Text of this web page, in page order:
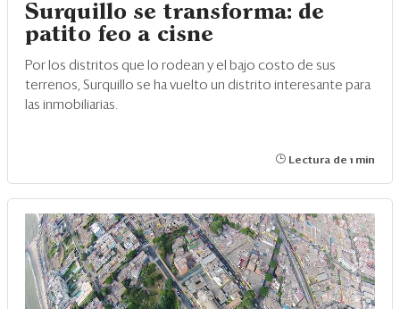
Ranking CEO
Edición Impresa
Surquillo se transforma: de
patito feo a cisne
Por los distritos que lo rodean y el bajo costo de sus
terrenos, Surquillo se ha vuelto un distrito interesante para
las inmobiliarias.
Lectura de 1 min